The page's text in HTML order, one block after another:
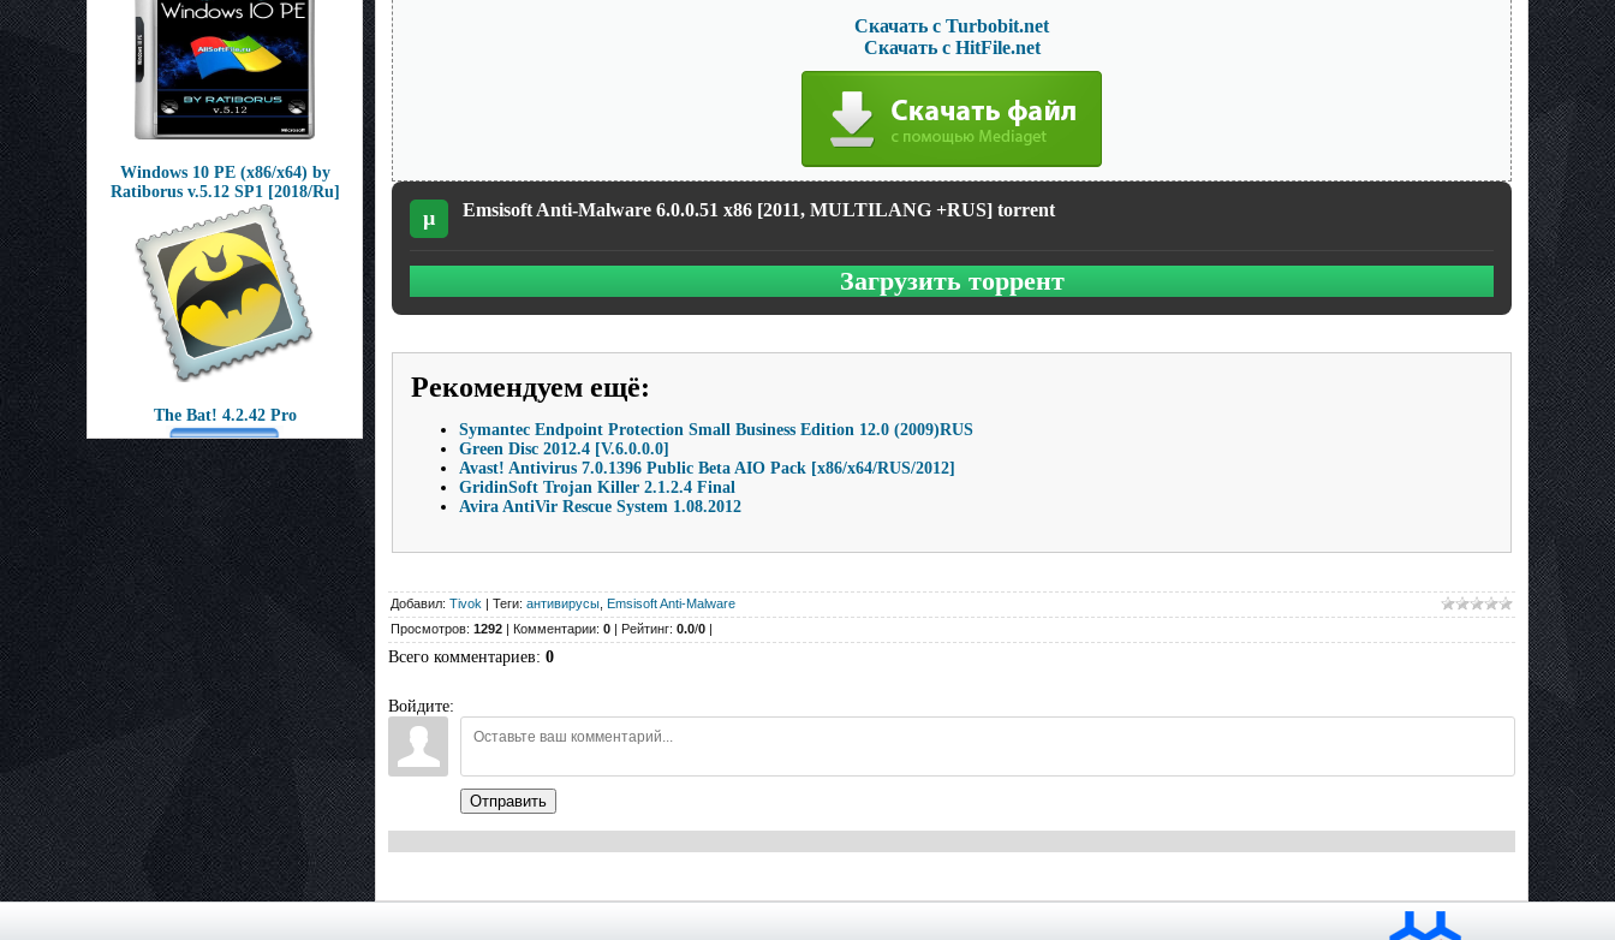
Windows 10 PE (x86/x64) by
Ratiborus v.5.12 SP1 [2018/Ru]
The Bat! 4.2.42 Pro
Скачать с Turbobit.net
Скачать с HitFile.net
µ Emsisoft Anti-Malware 6.0.0.51 x86 [2011, MULTILANG +RUS] torrent
Загрузить торрент
Рекомендуем ещё:
Symantec Endpoint Protection Small Business Edition 12.0 (2009)RUS
Green Disc 2012.4 [V.6.0.0.0]
Avast! Antivirus 7.0.1396 Public Beta AIO Pack [x86/x64/RUS/2012]
GridinSoft Trojan Killer 2.1.2.4 Final
Avira AntiVir Rescue System 1.08.2012
Добавил: Tivok | Теги: антивирусы Emsisoft Anti-Malware
Просмотров: 1292 | Комментарии: 0 | Рейтинг: 0.0/0 |
Всего комментариев: 0
Войдите:
Отправить